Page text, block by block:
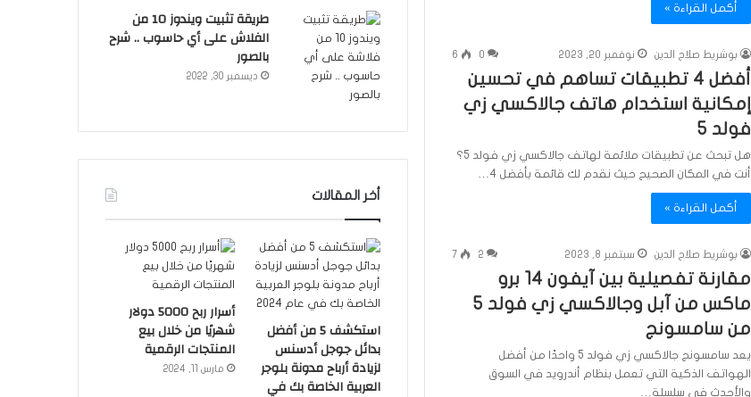
أكمل القراءة »
بوشريط صلاح الدين نوفمبر 20, 2023 0
6
أفضل 4 تطبيقات تساهم في تحسين
إمكانية استخدام هاتف جالاكسي زي
فولد 5
هل تبحث عن تطبيقات ملائمة لهاتف جالاكسي زي فولد 5؟
أنت في المكان الصحيح حيث نقدم لك قائمة بأفضل 4…
أكمل القراءة »
بوشريط صلاح الدين سبتمبر 8, 2023 2
7
مقارنة تفصيلية بين آيفون 14 برو
ماكس من آبل وجالاكسي زي فولد 5
من سامسونج
يعد سامسونج جالاكسي زي فولد 5 واحدًا من أفضل
الهواتف الذكية التي تعمل بنظام أندرويد في السوق
والأحدث في سلسلة…
طريقة تثبيت ويندوز 10 من
الفلاش على أي حاسوب .. شرح
بالصور
ديسمبر 30, 2022
أخر المقالات
استكشف 5 من أفضل
بدائل جوجل أدسنس
لزيادة أرباح مدونة بلوجر
العربية الخاصة بك في
أسرار ربح 5000 دولار
شهريًا من خلال بيع
المنتجات الرقمية
مارس 11, 2024